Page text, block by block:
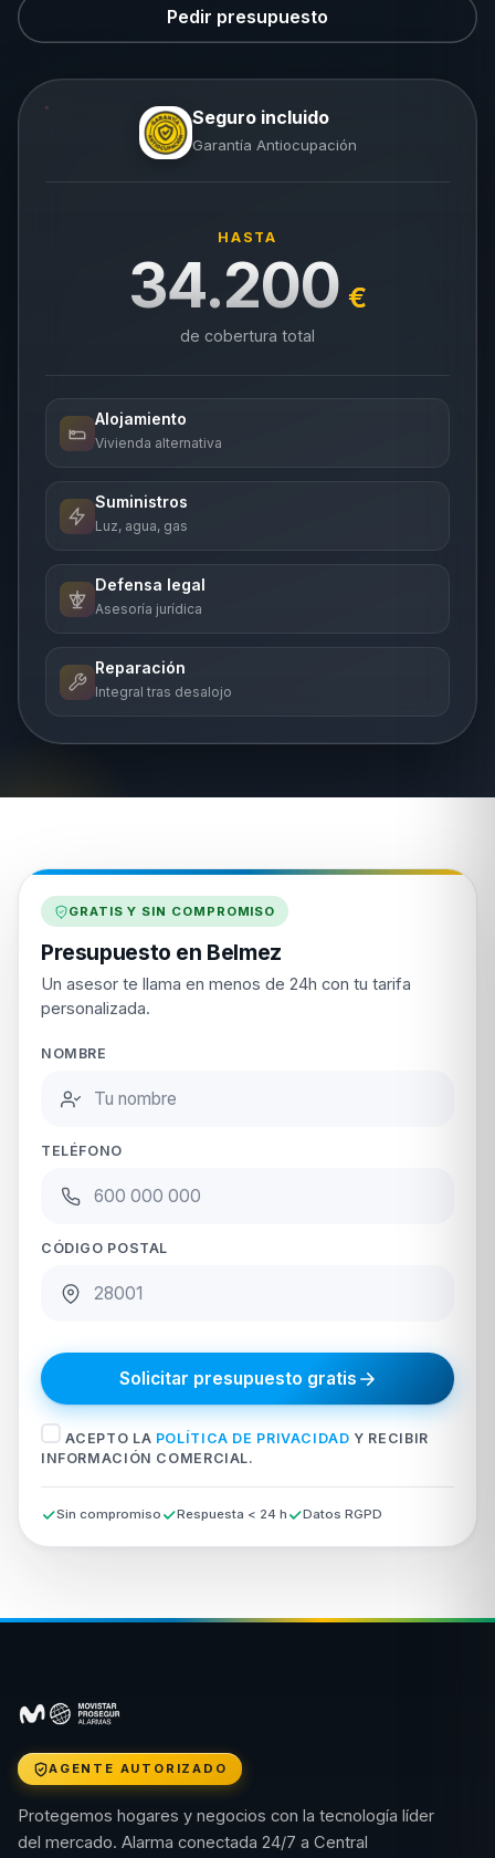
Pedir presupuesto
Seguro incluido
Garantía Antiocupación
HASTA
34.200 €
de cobertura total
Alojamiento
Vivienda alternativa
Suministros
Luz, agua, gas
Defensa legal
Asesoría jurídica
Reparación
Integral tras desalojo
GRATIS Y SIN COMPROMISO
Presupuesto en Belmez
Un asesor te llama en menos de 24h con tu tarifa
personalizada.
NOMBRE
TELÉFONO
CÓDIGO POSTAL
Solicitar presupuesto gratis
ACEPTO LA POLÍTICA DE PRIVACIDAD Y RECIBIR
INFORMACIÓN COMERCIAL.
Sin compromiso Respuesta < 24 h Datos RGPD
AGENTE AUTORIZADO
Protegemos hogares y negocios con la tecnología líder
del mercado. Alarma conectada 24/7 a Central